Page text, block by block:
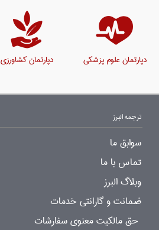
دپارتمان علوم پزشکی دپارتمان کشاورزی
ترجمه البرز
سوابق ما
تماس با ما
وبلاگ البرز
ضمانت و گارانتی خدمات
حق مالکیت معنوی سفارشات